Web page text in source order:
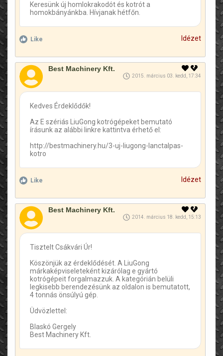
Keresünk új homlokrakodót és kotrót a
homokbányánkba. Hívjanak hétfőn.
Like Idézet
Best Machinery Kft.
2015. március 03. kedd, 17:34
Kedves Érdeklődők!
Az E szériás LiuGong kotrógépeket bemutató
írásunk az alábbi linkre kattintva érhető el:
http://bestmachinery.hu/3-uj-liugong-lanctalpas-
kotro
Like Idézet
Best Machinery Kft.
2014. március 18. kedd, 15:13
Tisztelt Csákvári Úr!
Köszönjük az érdeklődését. A LiuGong
márkaképviseleteként kizárólag e gyártó
kotrógépeit forgalmazzuk. A kategórián belüli
legkisebb berendezésünk az oldalon is bemutatott,
4 tonnás önsúlyú gép.
Üdvözlettel:
Blaskó Gergely
Best Machinery Kft.